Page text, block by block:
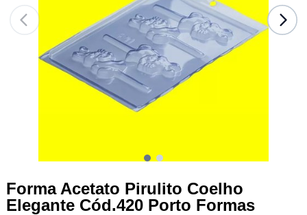
Forma Acetato Pirulito Coelho
Elegante Cód.420 Porto Formas